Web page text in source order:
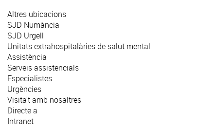
Altres ubicacions
SJD Numància
SJD Urgell
Unitats extrahospitalàries de salut mental
Assistència
Serveis assistencials
Especialistes
Urgències
Visita't amb nosaltres
Directe a
Intranet